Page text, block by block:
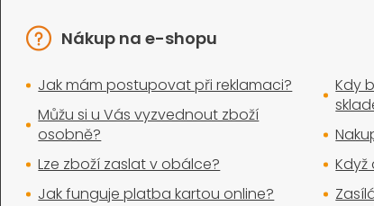
y
p
s
Nákup na e-shopu
Jak mám postupovat při reklamaci?
Můžu si u Vás vyzvednout zboží
osobně?
Lze zboží zaslat v obálce?
Jak funguje platba kartou online?
Kdy